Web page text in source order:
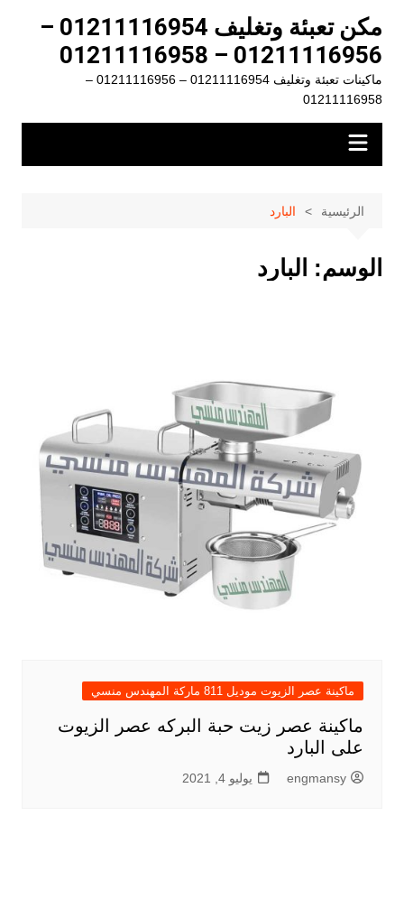
المحتوى
مكن تعبئة وتغليف 01211116954 –
01211116956 – 01211116958
ماكينات تعبئة وتغليف 01211116954 – 01211116956 –
01211116958
الرئيسية البارد
الوسم: البارد
ماكينة عصر الزيوت موديل 811 ماركة المهندس منسي
ماكينة عصر زيت حبة البركه عصر الزيوت
على البارد
engmansy يوليو 4, 2021